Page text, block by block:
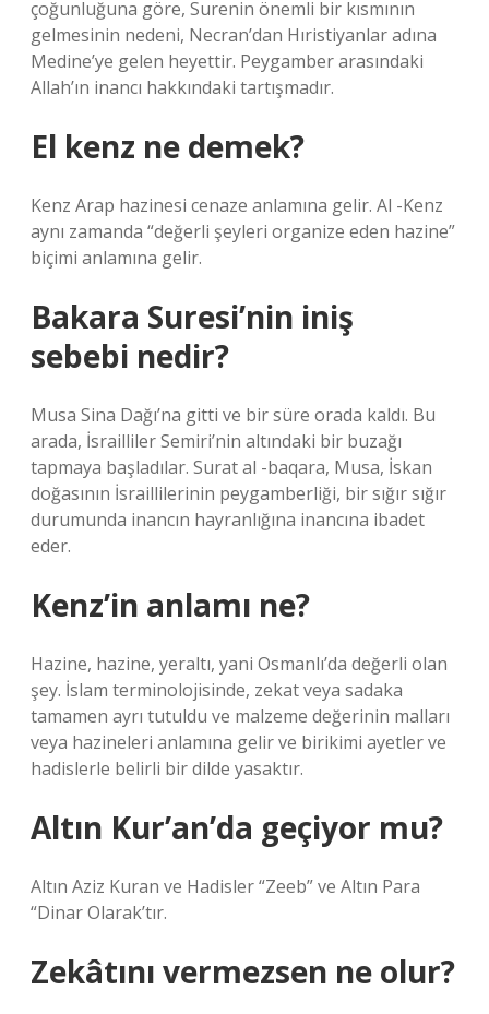
çoğunluğuna göre, Surenin önemli bir kısmının
gelmesinin nedeni, Necran’dan Hıristiyanlar adına
Medine’ye gelen heyettir. Peygamber arasındaki
Allah’ın inancı hakkındaki tartışmadır.
El kenz ne demek?
Kenz Arap hazinesi cenaze anlamına gelir. Al -Kenz
aynı zamanda “değerli şeyleri organize eden hazine”
biçimi anlamına gelir.
Bakara Suresi’nin iniş
sebebi nedir?
Musa Sina Dağı’na gitti ve bir süre orada kaldı. Bu
arada, İsrailliler Semiri’nin altındaki bir buzağı
tapmaya başladılar. Surat al -baqara, Musa, İskan
doğasının İsraillilerinin peygamberliği, bir sığır sığır
durumunda inancın hayranlığına inancına ibadet
eder.
Kenz’in anlamı ne?
Hazine, hazine, yeraltı, yani Osmanlı’da değerli olan
şey. İslam terminolojisinde, zekat veya sadaka
tamamen ayrı tutuldu ve malzeme değerinin malları
veya hazineleri anlamına gelir ve birikimi ayetler ve
hadislerle belirli bir dilde yasaktır.
Altın Kur’an’da geçiyor mu?
Altın Aziz Kuran ve Hadisler “Zeeb” ve Altın Para
“Dinar Olarak’tır.
Zekâtını vermezsen ne olur?